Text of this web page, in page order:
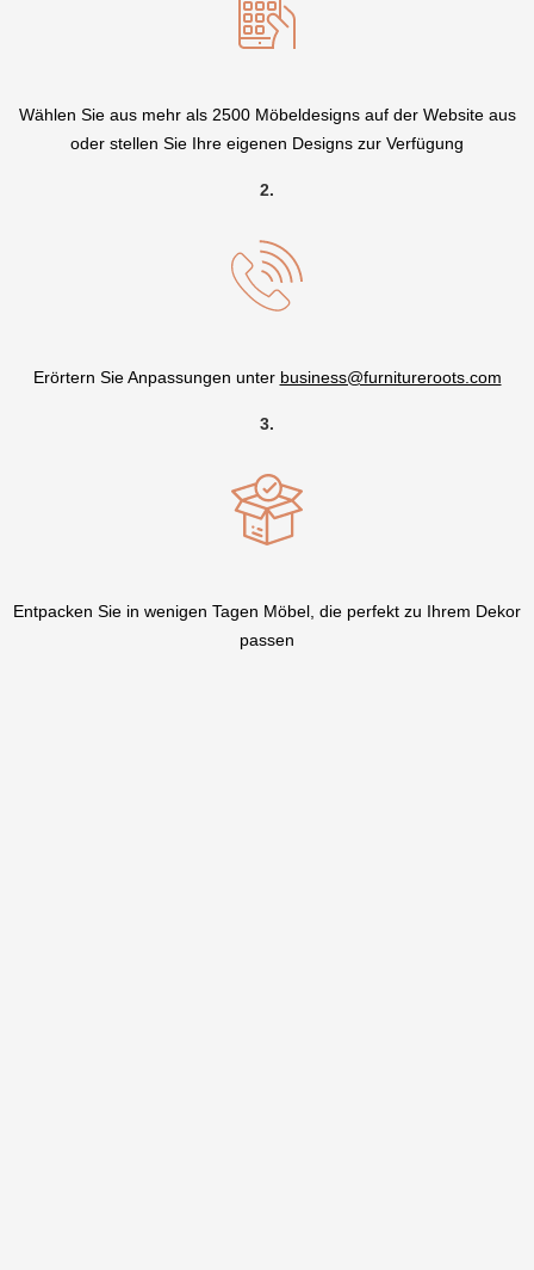
Wählen Sie aus mehr als 2500 Möbeldesigns auf der Website aus
oder stellen Sie Ihre eigenen Designs zur Verfügung
2.
Erörtern Sie Anpassungen unter business@furnitureroots.com
3.
Entpacken Sie in wenigen Tagen Möbel, die perfekt zu Ihrem Dekor
passen